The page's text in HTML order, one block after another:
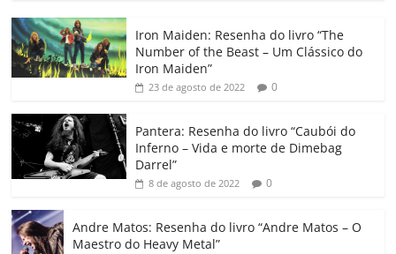
c
e
b
o
o
k
itt
er
at
s
A
p
e
dI
gl
e
Cl
a
ss
ro
o
p
y
Li
k
m
p
h
ar
Iron Maiden: Resenha do livro “The
Number of the Beast – Um Clássico do
Iron Maiden”
23 de agosto de 2022 0
Pantera: Resenha do livro “Caubói do
Inferno – Vida e morte de Dimebag
Darrel”
8 de agosto de 2022 0
Andre Matos: Resenha do livro “Andre Matos – O
Maestro do Heavy Metal”